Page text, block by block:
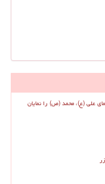
علی (ع)، محمد (ص) را نمایان